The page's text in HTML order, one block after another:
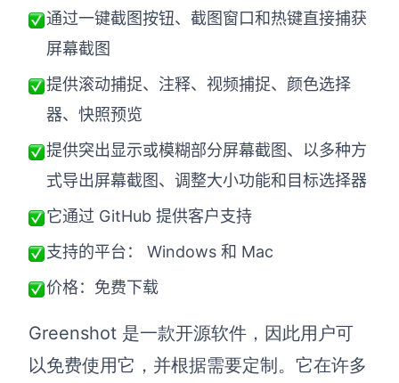
通过一键截图按钮、 截图窗口和热键直接捕获
屏幕截图
提供滚动捕捉、注释、视频捕捉、颜色选择
器、快照预览
提供突出显示或模糊部分屏幕截图、以多种方
式导出屏幕截图、调整大小功能和目标选择器
它通过 GitHub 提供客户支持
支持的平台： Windows 和 Mac
价格：免费下载
Greenshot 是一款开源软件，因此用户可
以免费使用它，并根据需要定制。它在许多